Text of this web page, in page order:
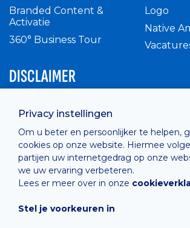
Privacy instellingen
Om u beter en persoonlijker te helpen,
cookies op onze website. Hiermee
partijen uw internetgedrag op onze
we uw ervaring verbeteren.
Lees er meer over in onze
Stel je voorkeuren in
Branded Content &
Activatie
360° Business Tour
Logo
Native
DISCLAIMER
Privacy Policy
Cashless
verkoopsvoorwaarden
Cookie Policy